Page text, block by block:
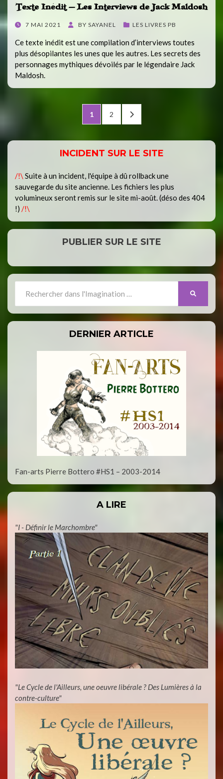
Texte Inédit – Les Interviews de Jack Maldosh
POSTED
7 MAI 2021 BY SAYANEL LES LIVRES PB
Ce texte inédit est une compilation d’interviews toutes
plus désopilantes les unes que les autres. Les secrets des
personnages mythiques dévoilés par le légendaire Jack
Maldosh.
Pagination
des
publications
PAGE
1 PAGE
2
NEXT
PAGE
INCIDENT SUR LE SITE
/!\ Suite à un incident, l'équipe à dû rollback une
sauvegarde du site ancienne. Les fichiers les plus
volumineux seront remis sur le site mi-août. (déso des 404
!) /!\
PUBLIER SUR LE SITE
for:
DERNIER ARTICLE
Fan-arts Pierre Bottero #HS1 – 2003-2014
A LIRE
"I - Définir le Marchombre"
"Le Cycle de l'Ailleurs, une oeuvre libérale ? Des Lumières à la
contre-culture"